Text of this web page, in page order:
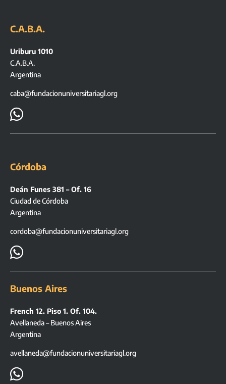
C.A.B.A.
Uriburu 1010
C.A.B.A.
Argentina
caba@fundacionuniversitariagl.org

Córdoba
Deán Funes 381 – Of. 16
Ciudad de Córdoba
Argentina
cordoba@fundacionuniversitariagl.org

Buenos Aires
French 12. Piso 1. Of. 104.
Avellaneda – Buenos Aires
Argentina
avellaneda@fundacionuniversitariagl.org
